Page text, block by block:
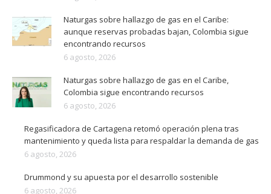
Naturgas sobre hallazgo de gas en el Caribe:
aunque reservas probadas bajan, Colombia sigue
encontrando recursos
6 agosto, 2026
Naturgas sobre hallazgo de gas en el Caribe,
Colombia sigue encontrando recursos
6 agosto, 2026
Regasificadora de Cartagena retomó operación plena tras
mantenimiento y queda lista para respaldar la demanda de gas
6 agosto, 2026
Drummond y su apuesta por el desarrollo sostenible
6 agosto, 2026